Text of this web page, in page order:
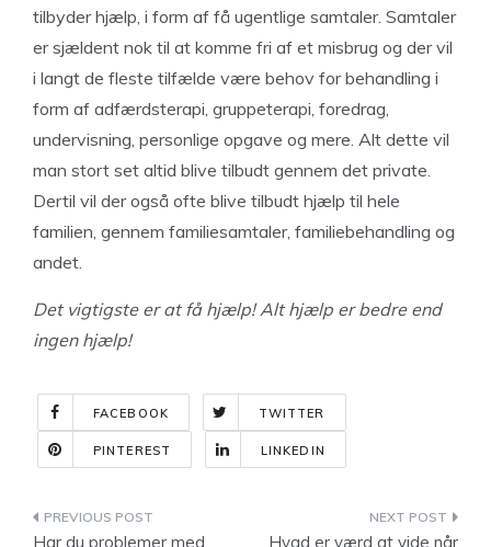
tilbyder hjælp, i form af få ugentlige samtaler. Samtaler
er sjældent nok til at komme fri af et misbrug og der vil
i langt de fleste tilfælde være behov for behandling i
form af adfærdsterapi, gruppeterapi, foredrag,
undervisning, personlige opgave og mere. Alt dette vil
man stort set altid blive tilbudt gennem det private.
Dertil vil der også ofte blive tilbudt hjælp til hele
familien, gennem familiesamtaler, familiebehandling og
andet.
Det vigtigste er at få hjælp! Alt hjælp er bedre end
ingen hjælp!
FACEBOOK TWITTER
PINTEREST LINKEDIN
Indlægsnavigation
Har du problemer med
Hvad er værd at vide når